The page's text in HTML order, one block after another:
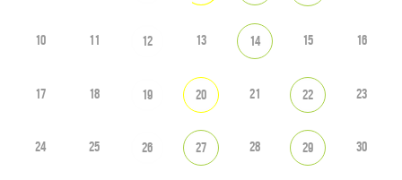
10 11 12 13 14 15 16
17 18 19 20 21 22 23
24 25 26 27 28 29 30